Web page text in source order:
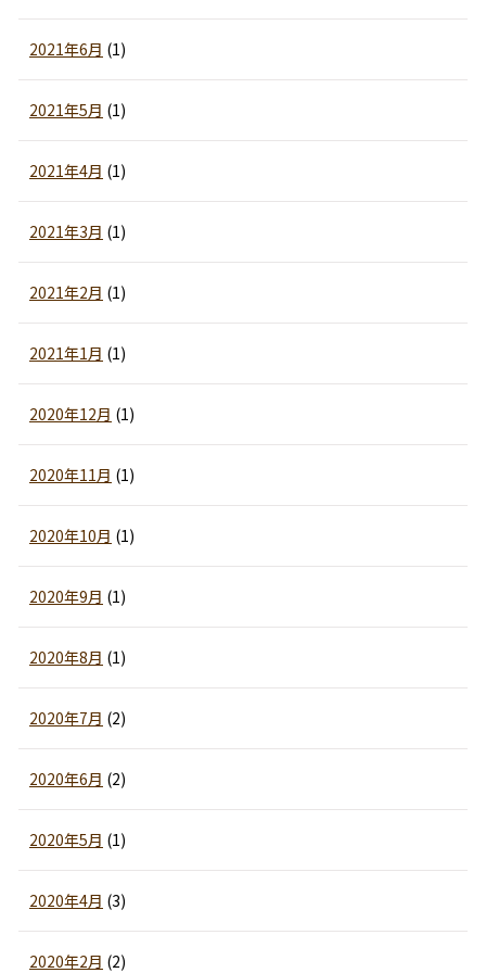
2021年6月 (1)
2021年5月 (1)
2021年4月 (1)
2021年3月 (1)
2021年2月 (1)
2021年1月 (1)
2020年12月 (1)
2020年11月 (1)
2020年10月 (1)
2020年9月 (1)
2020年8月 (1)
2020年7月 (2)
2020年6月 (2)
2020年5月 (1)
2020年4月 (3)
2020年2月 (2)